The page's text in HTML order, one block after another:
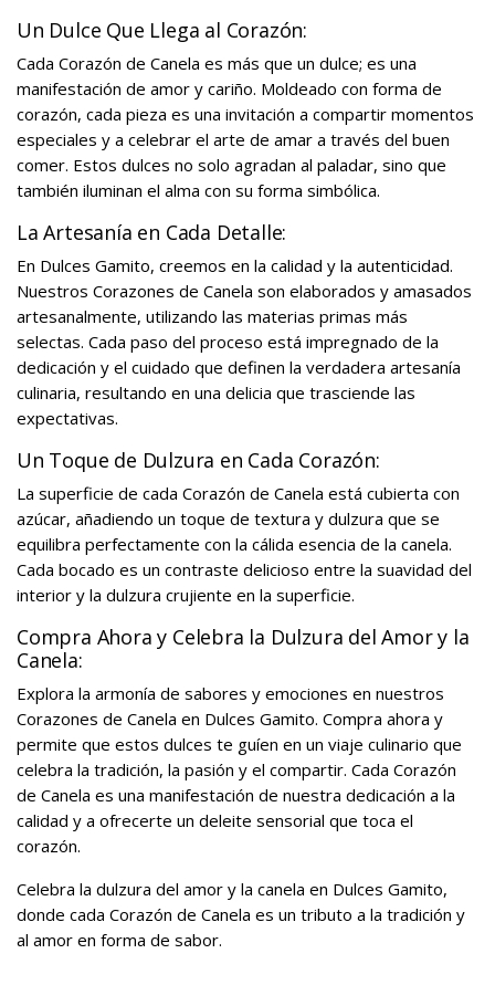
Un Dulce Que Llega al Corazón:
Cada Corazón de Canela es más que un dulce; es una
manifestación de amor y cariño. Moldeado con forma de
corazón, cada pieza es una invitación a compartir momentos
especiales y a celebrar el arte de amar a través del buen
comer. Estos dulces no solo agradan al paladar, sino que
también iluminan el alma con su forma simbólica.
La Artesanía en Cada Detalle:
En Dulces Gamito, creemos en la calidad y la autenticidad.
Nuestros Corazones de Canela son elaborados y amasados
artesanalmente, utilizando las materias primas más
selectas. Cada paso del proceso está impregnado de la
dedicación y el cuidado que definen la verdadera artesanía
culinaria, resultando en una delicia que trasciende las
expectativas.
Un Toque de Dulzura en Cada Corazón:
La superficie de cada Corazón de Canela está cubierta con
azúcar, añadiendo un toque de textura y dulzura que se
equilibra perfectamente con la cálida esencia de la canela.
Cada bocado es un contraste delicioso entre la suavidad del
interior y la dulzura crujiente en la superficie.
Compra Ahora y Celebra la Dulzura del Amor y la
Canela:
Explora la armonía de sabores y emociones en nuestros
Corazones de Canela en Dulces Gamito. Compra ahora y
permite que estos dulces te guíen en un viaje culinario que
celebra la tradición, la pasión y el compartir. Cada Corazón
de Canela es una manifestación de nuestra dedicación a la
calidad y a ofrecerte un deleite sensorial que toca el
corazón.
Celebra la dulzura del amor y la canela en Dulces Gamito,
donde cada Corazón de Canela es un tributo a la tradición y
al amor en forma de sabor.